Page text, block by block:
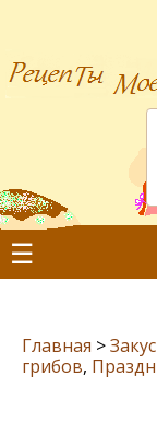
☰
Главная >
грибов,